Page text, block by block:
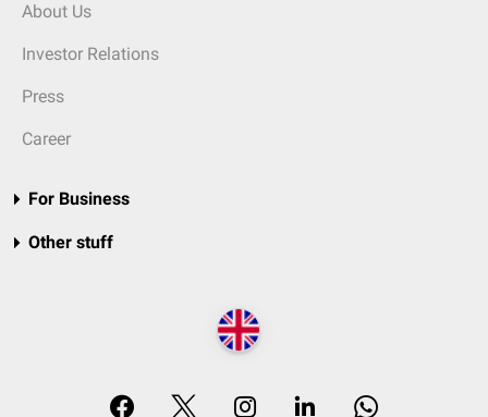
About Us
Investor Relations
Press
Career
For Business
Other stuff